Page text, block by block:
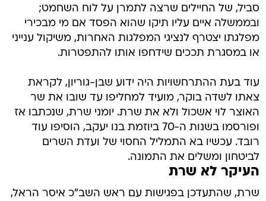
סביל, של החיילים שרצה לתמרן על לוח השחמט;
ובממשלה איים עליו תיקו שהוא הפסד אם מי מבכירי
מפלגתו יצטרף לנציגי המפלגות האחרות, משיקול ענייני
או במסגרת תככים שידחפו אותו להתפטרות.
עוד בעת ההתרחשויות היה ידוע שבן-גוריון, לקראת
צאתו לשדה בוקר, מועיד למחליפו עד שובו את שר
האוצר לוי אשכול ולא את שרת. יומני שרת, שנכתבו אז
ופורסמו בשנות ה-70 ביוזמת בנו יעקב, הוסיפו עוד
רובד. עכשיו בא התמליל החסוי של ועדת השרים
לביטחון ומשלים את התמונה.
העיקר לא שרת
שרת, שהתעדכן בפגישות עם ראש השב"כ איסר הראל,